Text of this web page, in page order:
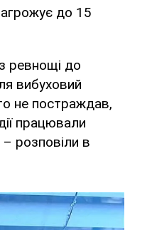
до 15
ревнощі до
вибуховий
не постраждав,
працювали
– розповіли в